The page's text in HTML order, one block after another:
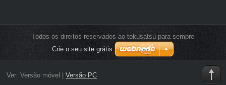
Todos os direitos reservados ao tokusatsu para sempre
Crie o seu site grátis
Ver: Versão móvel Versão PC